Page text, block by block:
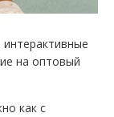
на оптовый
как с